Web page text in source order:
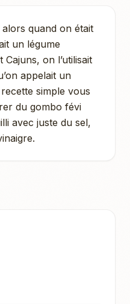
quand on était
un légume
on l’utilisait
appelait un
simple vous
du gombo févi
avec juste du sel,